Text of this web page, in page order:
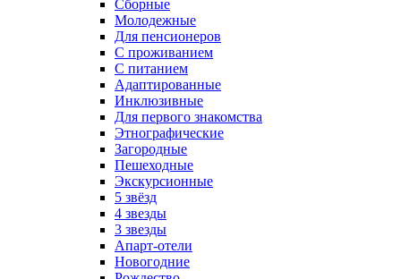
Сборные
Молодежные
Для пенсионеров
С проживанием
С питанием
Адаптированные
Инклюзивные
Для первого знакомства
Этнографические
Загородные
Пешеходные
Экскурсионные
5 звёзд
4 звезды
3 звезды
Апарт-отели
Новогодние